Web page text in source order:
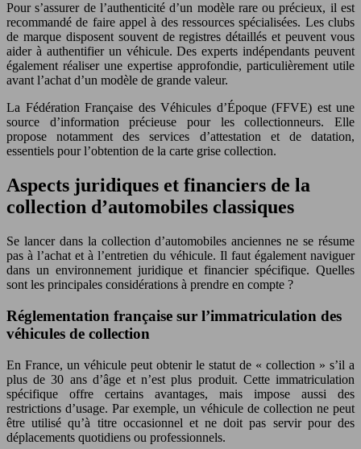
Pour s’assurer de l’authenticité d’un modèle rare ou précieux, il est
recommandé de faire appel à des ressources spécialisées. Les clubs
de marque disposent souvent de registres détaillés et peuvent vous
aider à authentifier un véhicule. Des experts indépendants peuvent
également réaliser une expertise approfondie, particulièrement utile
avant l’achat d’un modèle de grande valeur.
La Fédération Française des Véhicules d’Époque (FFVE) est une
source d’information précieuse pour les collectionneurs. Elle
propose notamment des services d’attestation et de datation,
essentiels pour l’obtention de la carte grise collection.
Aspects juridiques et financiers de la
collection d’automobiles classiques
Se lancer dans la collection d’automobiles anciennes ne se résume
pas à l’achat et à l’entretien du véhicule. Il faut également naviguer
dans un environnement juridique et financier spécifique. Quelles
sont les principales considérations à prendre en compte ?
Réglementation française sur l’immatriculation des
véhicules de collection
En France, un véhicule peut obtenir le statut de « collection » s’il a
plus de 30 ans d’âge et n’est plus produit. Cette immatriculation
spécifique offre certains avantages, mais impose aussi des
restrictions d’usage. Par exemple, un véhicule de collection ne peut
être utilisé qu’à titre occasionnel et ne doit pas servir pour des
déplacements quotidiens ou professionnels.